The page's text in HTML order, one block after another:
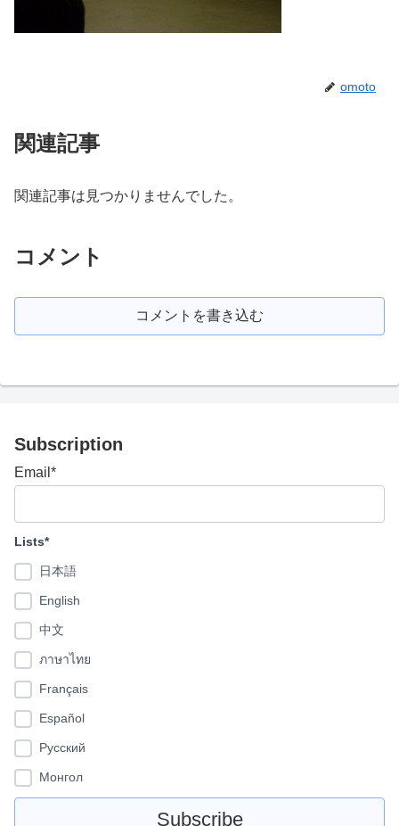
omoto
関連記事
関連記事は見つかりませんでした。
コメント
コメントを書き込む
Subscription
Email*
Lists*
日本語
English
中文
ภาษาไทย
Français
Español
Pусский
Монгол